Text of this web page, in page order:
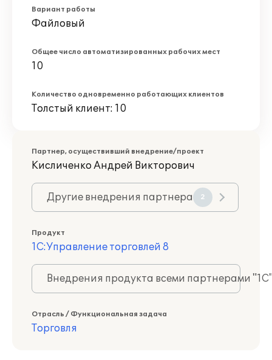
Вариант работы
Файловый
Общее число автоматизированных рабочих мест
10
Количество одновременно работающих клиентов
Толстый клиент: 10
Партнер, осуществивший внедрение/проект
Кисличенко Андрей Викторович
Другие внедрения партнера 2
Продукт
1С:Управление торговлей 8
Внедрения продукта всеми партнерами
Отрасль / Функциональная задача
Торговля